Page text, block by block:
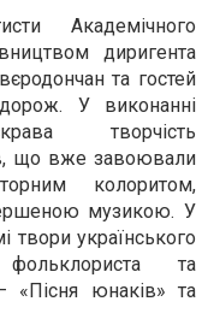
Академічного
диригента
та гостей
У виконанні
творчість
що вже завоювали
колоритом,
музикою. У
твори українського
та
«Пісня юнаків» та